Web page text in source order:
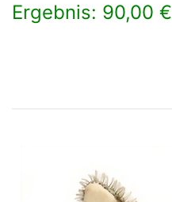
Ergebnis: 90,00 €